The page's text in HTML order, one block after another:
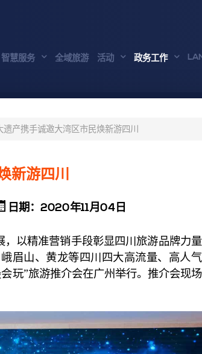
智慧服务 全域旅游 活动 政务工作
遗产携手诚邀大湾区市民焕新游四川
新游四川
日期：2020年11月04日
以精准营销手段彰显四川旅游品牌力
眉山、黄龙等四川四大高流量、高人
玩”旅游推介会在广州举行。推介会现